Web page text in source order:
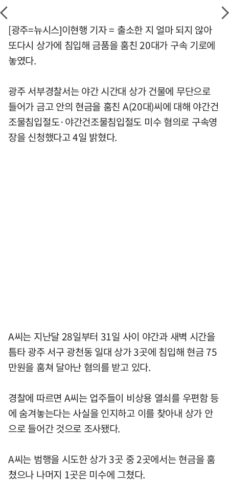
[광주=뉴시스]이현행 기자 = 출소한 지 얼마 되지 않아
또다시 상가에 침입해 금품을 훔친 20대가 구속 기로에
놓였다.
광주 서부경찰서는 야간 시간대 상가 건물에 무단으로
들어가 금고 안의 현금을 훔친 A(20대)씨에 대해 야간건
조물침입절도·야간건조물침입절도 미수 혐의로 구속영
장을 신청했다고 4일 밝혔다.
A씨는 지난달 28일부터 31일 사이 야간과 새벽 시간을
틈타 광주 서구 광천동 일대 상가 3곳에 침입해 현금 75
만원을 훔쳐 달아난 혐의를 받고 있다.
경찰에 따르면 A씨는 업주들이 비상용 열쇠를 우편함 등
에 숨겨놓는다는 사실을 인지하고 이를 찾아내 상가 안
으로 들어간 것으로 조사됐다.
A씨는 범행을 시도한 상가 3곳 중 2곳에서는 현금을 훔
쳤으나 나머지 1곳은 미수에 그쳤다.